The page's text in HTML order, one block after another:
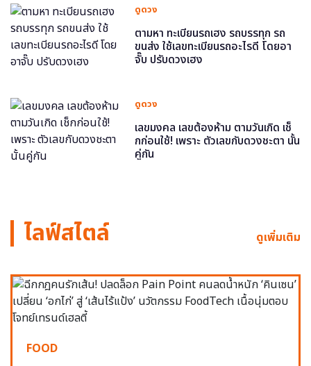
ดูดวง
ตามหา ทะเบียนรถเฮง รถบรรทุก รถ
ขนส่ง ใช้เลขทะเบียนรถอะไรดี โดยอา
จั๊บ ปรับดวงเฮง
ดูดวง
เลขมงคล เลขต้องห้าม ตามวันเกิด เช็
กก่อนใช้! เพราะ ตัวเลขกับดวงชะตา นั้น
คู่กัน
ไลฟ์สไตล์ ดูเพิ่มเติม
FOOD